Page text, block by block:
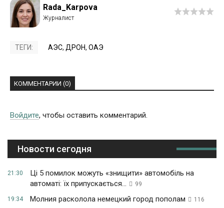
Rada_Karpova
ТЕГИ: АЭС, ДРОН, ОАЭ
КОММЕНТАРИИ (0)
Войдите, чтобы оставить комментарий.
Новости сегодня
21:30
Ці 5 помилок можуть «знищити» автомобіль на
автоматі: їх припускається...
99
19:34 Молния расколола немецкий город пополам 116